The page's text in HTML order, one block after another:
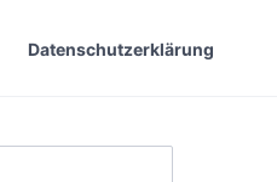
Datenschutzerklärung